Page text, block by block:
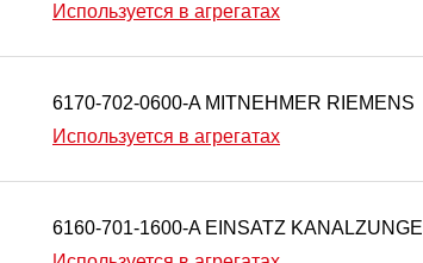
Используется в агрегатах
6170-702-0600-A MITNEHMER RIEMENS
Используется в агрегатах
6160-701-1600-A EINSATZ KANALZUNGE